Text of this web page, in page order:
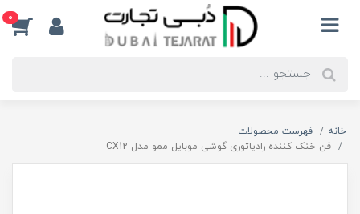
0
خانه
فهرست محصولات
فن خنک کننده رادیاتوری گوشی موبایل ممو مدل CX12